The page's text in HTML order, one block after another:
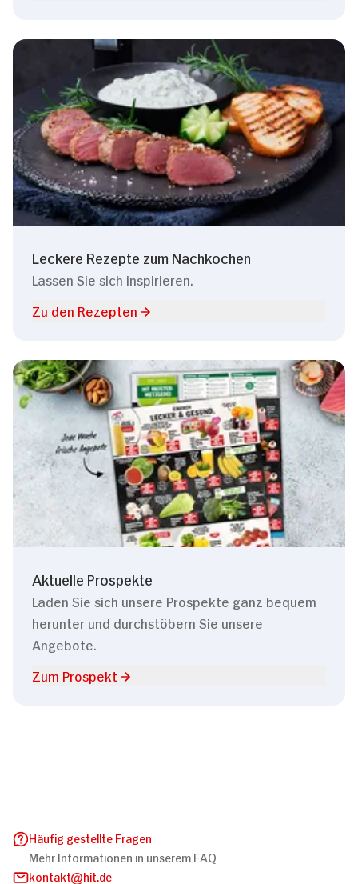
Leckere Rezepte zum Nachkochen
Lassen Sie sich inspirieren.
Zu den Rezepten
Aktuelle Prospekte
Laden Sie sich unsere Prospekte ganz bequem
herunter und durchstöbern Sie unsere
Angebote.
Zum Prospekt
Häufig gestellte Fragen
Mehr Informationen in unserem FAQ
kontakt
hit.de